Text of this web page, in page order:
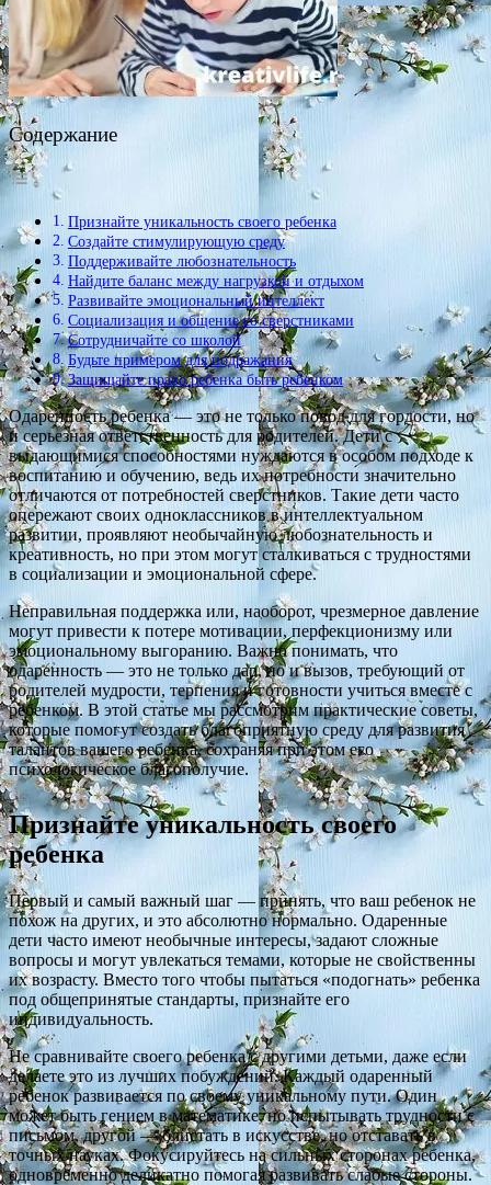
Содержание
Признайте уникальность своего ребенка
Создайте стимулирующую среду
Поддерживайте любознательность
Найдите баланс между нагрузкой и отдыхом
Развивайте эмоциональный интеллект
Социализация и общение со сверстниками
Сотрудничайте со школой
Будьте примером для подражания
Защищайте право ребенка быть ребенком
Одаренность ребенка — это не только повод для гордости, но
и серьезная ответственность для родителей. Дети с
выдающимися способностями нуждаются в особом подходе к
воспитанию и обучению, ведь их потребности значительно
отличаются от потребностей сверстников. Такие дети часто
опережают своих одноклассников в интеллектуальном
развитии, проявляют необычайную любознательность и
креативность, но при этом могут сталкиваться с трудностями
в социализации и эмоциональной сфере.
Неправильная поддержка или, наоборот, чрезмерное давление
могут привести к потере мотивации, перфекционизму или
эмоциональному выгоранию. Важно понимать, что
одаренность — это не только дар, но и вызов, требующий от
родителей мудрости, терпения и готовности учиться вместе с
ребенком. В этой статье мы рассмотрим практические советы,
которые помогут создать благоприятную среду для развития
талантов вашего ребенка, сохраняя при этом его
психологическое благополучие.
Признайте уникальность своего
ребенка
Первый и самый важный шаг — принять, что ваш ребенок не
похож на других, и это абсолютно нормально. Одаренные
дети часто имеют необычные интересы, задают сложные
вопросы и могут увлекаться темами, которые не свойственны
их возрасту. Вместо того чтобы пытаться «подогнать» ребенка
под общепринятые стандарты, признайте его
индивидуальность.
Не сравнивайте своего ребенка с другими детьми, даже если
делаете это из лучших побуждений. Каждый одаренный
ребенок развивается по своему уникальному пути. Один
может быть гением в математике, но испытывать трудности с
письмом, другой — блистать в искусстве, но отставать в
точных науках. Фокусируйтесь на сильных сторонах ребенка,
одновременно деликатно помогая развивать слабые стороны.